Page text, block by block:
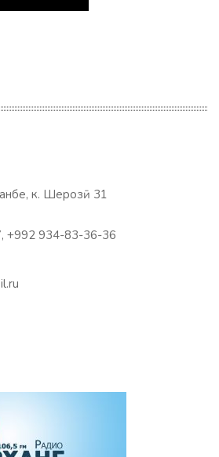
к. Шерозӣ 31
+992 934-83-36-36